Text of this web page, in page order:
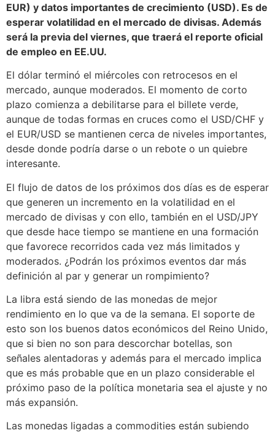
EUR) y datos importantes de crecimiento (USD). Es de
esperar volatilidad en el mercado de divisas. Además
será la previa del viernes, que traerá el reporte oficial
de empleo en EE.UU.
El dólar terminó el miércoles con retrocesos en el
mercado, aunque moderados. El momento de corto
plazo comienza a debilitarse para el billete verde,
aunque de todas formas en cruces como el USD/CHF y
el EUR/USD se mantienen cerca de niveles importantes,
desde donde podría darse o un rebote o un quiebre
interesante.
El flujo de datos de los próximos dos días es de esperar
que generen un incremento en la volatilidad en el
mercado de divisas y con ello, también en el USD/JPY
que desde hace tiempo se mantiene en una formación
que favorece recorridos cada vez más limitados y
moderados. ¿Podrán los próximos eventos dar más
definición al par y generar un rompimiento?
La libra está siendo de las monedas de mejor
rendimiento en lo que va de la semana. El soporte de
esto son los buenos datos económicos del Reino Unido,
que si bien no son para descorchar botellas, son
señales alentadoras y además para el mercado implica
que es más probable que en un plazo considerable el
próximo paso de la política monetaria sea el ajuste y no
más expansión.
Las monedas ligadas a commodities están subiendo